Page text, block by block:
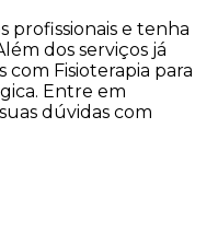
profissionais e tenha
dos serviços já
Fisioterapia para
Entre em
dúvidas com